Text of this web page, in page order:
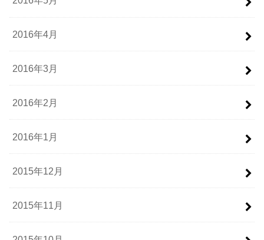
2016年4月
2016年3月
2016年2月
2016年1月
2015年12月
2015年11月